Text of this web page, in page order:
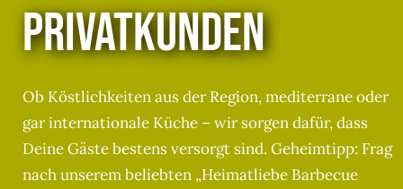
PRIVATKUNDEN
Ob Köstlichkeiten aus der Region, mediterrane oder
gar internationale Küche – wir sorgen dafür, dass
Deine Gäste bestens versorgt sind. Geheimtipp: Frag
nach unserem beliebten „Heimatliebe Barbecue